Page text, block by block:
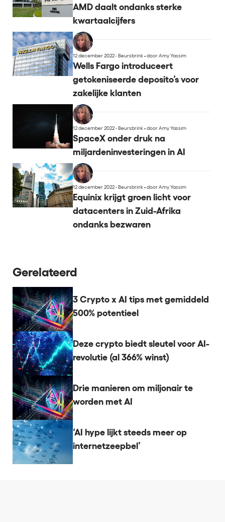
AMD daalt ondanks sterke
kwartaalcijfers
12 december 2022 - Beursbrink•door Amy Yassim
Wells Fargo introduceert
getokeniseerde deposito’s voor
zakelijke klanten
12 december 2022 - Beursbrink•door Amy Yassim
SpaceX onder druk na
miljardeninvesteringen in AI
12 december 2022 - Beursbrink•door Amy Yassim
Equinix krijgt groen licht voor
datacenters in Zuid-Afrika
ondanks bezwaren
Gerelateerd
3 Crypto x AI tips met gemiddeld
500% potentieel
Deze crypto biedt sleutel voor AI-
revolutie (al 366% winst)
Drie manieren om miljonair te
worden met AI
‘AI hype lijkt steeds meer op
internetzeepbel’